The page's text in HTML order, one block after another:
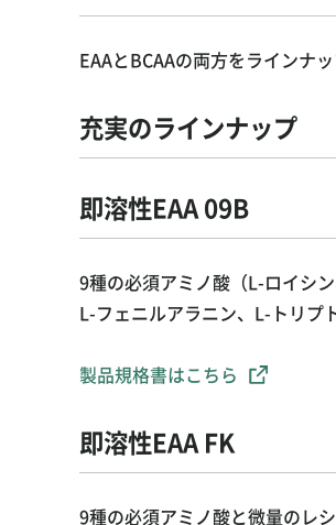
EAAとBCAAの両方をラインナ
充実のラインナップ
即溶性EAA 09B
9種の必須アミノ酸（L-ロイシ
L-フェニルアラニン、L-トリプ
製品規格書はこちら
即溶性EAA FK
9種の必須アミノ酸と微量のレ